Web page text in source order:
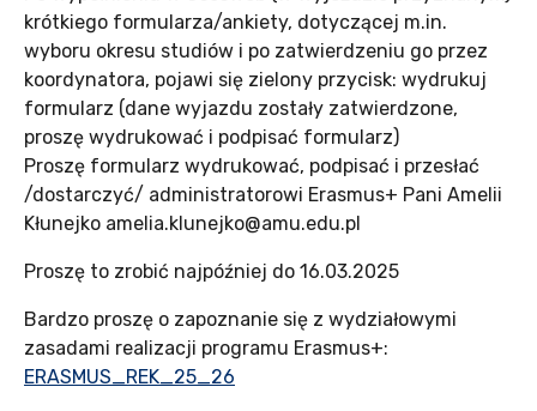
krótkiego formularza/ankiety, dotyczącej m.in.
wyboru okresu studiów i po zatwierdzeniu go przez
koordynatora, pojawi się zielony przycisk: wydrukuj
formularz (dane wyjazdu zostały zatwierdzone,
proszę wydrukować i podpisać formularz)
Proszę formularz wydrukować, podpisać i przesłać
/dostarczyć/ administratorowi Erasmus+ Pani Amelii
Kłunejko amelia.klunejko@amu.edu.pl
Proszę to zrobić najpóźniej do 16.03.2025
Bardzo proszę o zapoznanie się z wydziałowymi
zasadami realizacji programu Erasmus+:
ERASMUS_REK_25_26